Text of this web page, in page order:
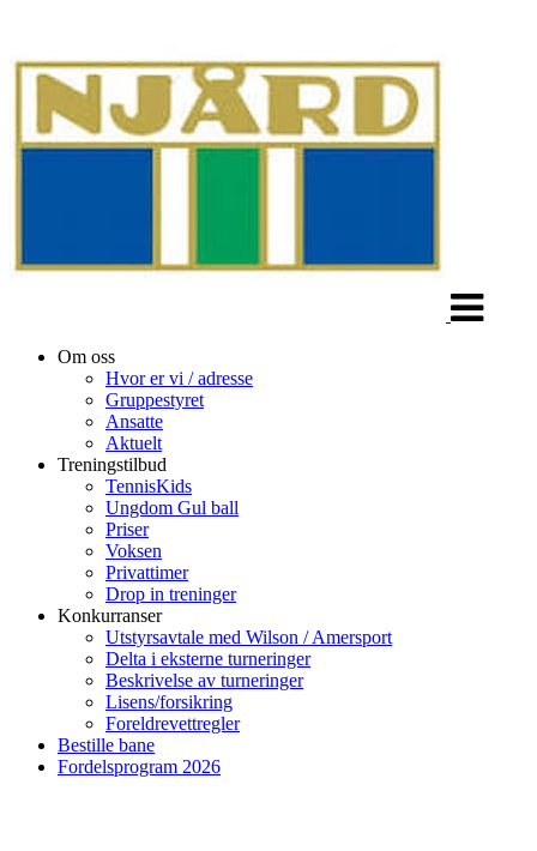
Om oss
Hvor er vi / adresse
Gruppestyret
Ansatte
Aktuelt
Treningstilbud
TennisKids
Ungdom Gul ball
Priser
Voksen
Privattimer
Drop in treninger
Konkurranser
Utstyrsavtale med Wilson / Amersport
Delta i eksterne turneringer
Beskrivelse av turneringer
Lisens/forsikring
Foreldrevettregler
Bestille bane
Fordelsprogram 2026